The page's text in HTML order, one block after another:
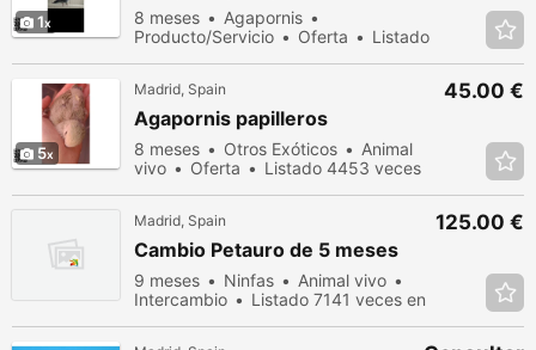
1 8 meses
Agapornis
Producto/Servicio
Oferta
Listado
5
Madrid, Spain
Agapornis papilleros
8 meses Otros Exóticos
Animal
vivo
Oferta
Listado 4453 veces
45.00 €
Madrid, Spain
Cambio Petauro de 5 meses
9 meses Ninfas
Animal vivo
Intercambio
Listado 7141 veces en
125.00 €